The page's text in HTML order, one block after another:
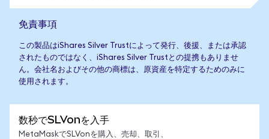
免責事項
この製品はiShares Silver Trustによって発行、後援、または承認
されたものではなく、iShares Silver Trustとの提携もありませ
ん。会社名およびその他の商標は、原資産を特定するためのみに
使用されます。
数秒でSLVonを入手
MetaMaskでSLVonを購入、売却、取引、